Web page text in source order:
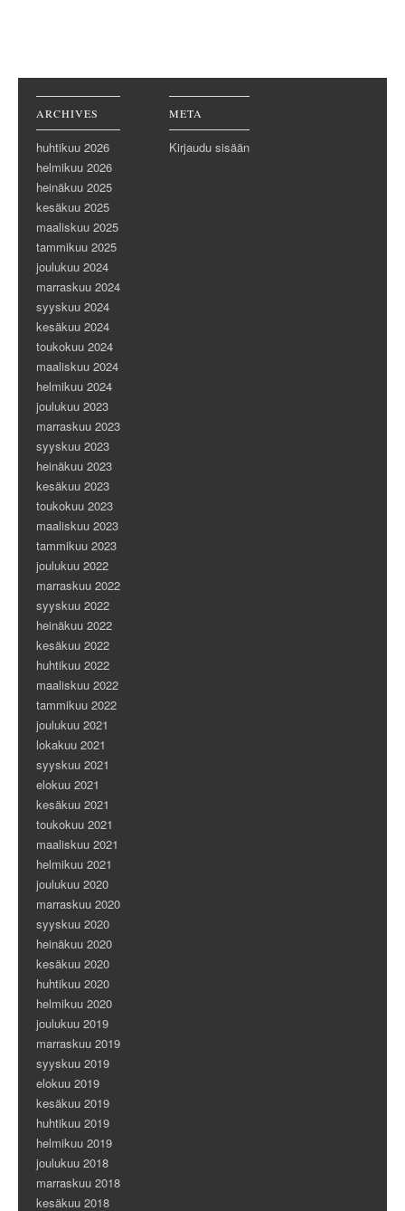
Post navigation
ARCHIVES
huhtikuu 2026
helmikuu 2026
heinäkuu 2025
kesäkuu 2025
maaliskuu 2025
tammikuu 2025
joulukuu 2024
marraskuu 2024
syyskuu 2024
kesäkuu 2024
toukokuu 2024
maaliskuu 2024
helmikuu 2024
joulukuu 2023
marraskuu 2023
syyskuu 2023
heinäkuu 2023
kesäkuu 2023
toukokuu 2023
maaliskuu 2023
tammikuu 2023
joulukuu 2022
marraskuu 2022
syyskuu 2022
heinäkuu 2022
kesäkuu 2022
huhtikuu 2022
maaliskuu 2022
tammikuu 2022
joulukuu 2021
lokakuu 2021
syyskuu 2021
elokuu 2021
kesäkuu 2021
toukokuu 2021
maaliskuu 2021
helmikuu 2021
joulukuu 2020
marraskuu 2020
syyskuu 2020
heinäkuu 2020
kesäkuu 2020
huhtikuu 2020
helmikuu 2020
joulukuu 2019
marraskuu 2019
syyskuu 2019
elokuu 2019
kesäkuu 2019
huhtikuu 2019
helmikuu 2019
joulukuu 2018
marraskuu 2018
kesäkuu 2018
META
Kirjaudu sisään